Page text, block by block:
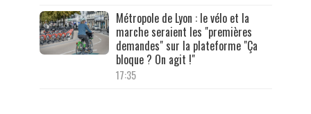
Métropole de Lyon : le vélo et la
marche seraient les "premières
demandes" sur la plateforme "Ça
bloque ? On agit !"
17:35